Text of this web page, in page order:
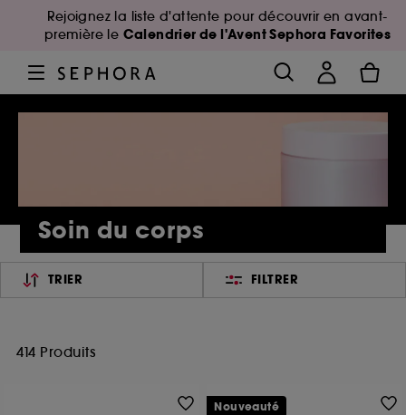
Rejoignez la liste d'attente pour découvrir en avant-
première le Calendrier de l'Avent Sephora Favorites
Soin du corps
TRIER FILTRER
414 Produits
Nouveauté